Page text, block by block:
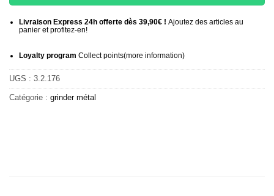
Livraison Express 24h offerte dès 39,90€ ! Ajoutez des articles au
panier et profitez-en!
Loyalty program Collect points(more information)
UGS : 3.2.176
Catégorie : grinder métal